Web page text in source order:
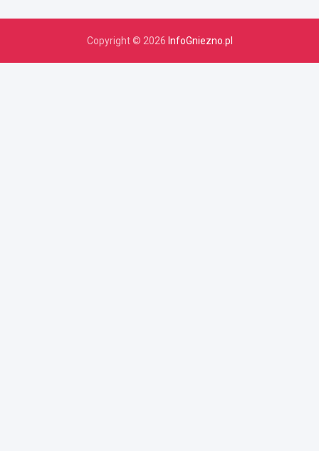
Copyright © 2026 InfoGniezno.pl